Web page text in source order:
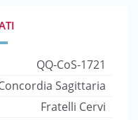
QQ-CoS-1721
Sagittaria
Fratelli Cervi